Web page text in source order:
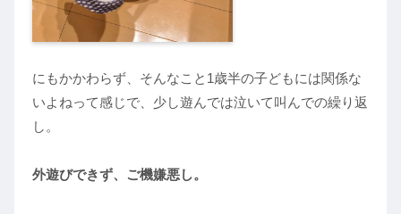
にもかかわらず、そんなこと1歳半の子どもには関係な
いよねって感じで、少し遊んでは泣いて叫んでの繰り返
し。
外遊びできず、ご機嫌悪し。